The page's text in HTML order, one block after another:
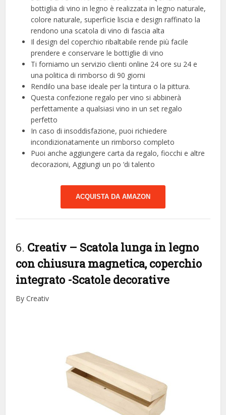
bottiglia di vino in legno è realizzata in legno naturale,
colore naturale, superficie liscia e design raffinato la
rendono una scatola di vino di fascia alta
Il design del coperchio ribaltabile rende più facile
prendere e conservare le bottiglie di vino
Ti forniamo un servizio clienti online 24 ore su 24 e
una politica di rimborso di 90 giorni
Rendilo una base ideale per la tintura o la pittura.
Questa confezione regalo per vino si abbinerà
perfettamente a qualsiasi vino in un set regalo
perfetto
In caso di insoddisfazione, puoi richiedere
incondizionatamente un rimborso completo
Puoi anche aggiungere carta da regalo, fiocchi e altre
decorazioni, Aggiungi un po ‘di talento
ACQUISTA DA AMAZON
6. Creativ – Scatola lunga in legno
con chiusura magnetica, coperchio
integrato -Scatole decorative
By Creativ